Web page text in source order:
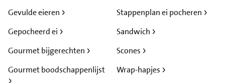
Gevulde eieren
Gepocheerd ei
Gourmet bijgerechten
Gourmet boodschappenlijst
Stappenplan ei pocheren
Sandwich
Scones
Wrap-hapjes